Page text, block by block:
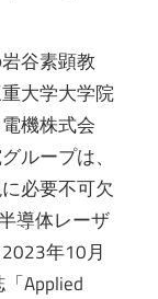
谷素顕教
大学大学院
機株式会
ループは、
必要不可欠
導体レーザ
年10月
Applied